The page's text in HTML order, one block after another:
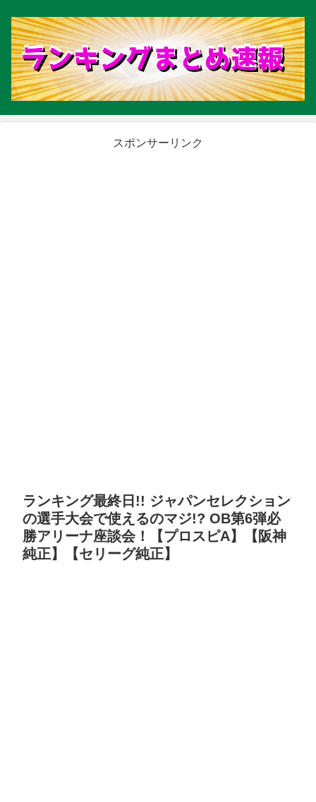
スポンサーリンク
ランキング最終日!! ジャパンセレクション
の選手大会で使えるのマジ!? OB第6弾必
勝アリーナ座談会！【プロスピA】【阪神
純正】【セリーグ純正】